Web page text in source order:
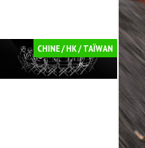
CHINE / HK / TAÏWAN